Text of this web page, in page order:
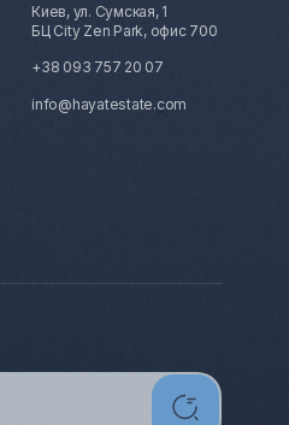
Киев, ул. Сумская, 1
БЦ City Zen Park, офис 700
+38 093 757 20 07
info@hayatestate.com